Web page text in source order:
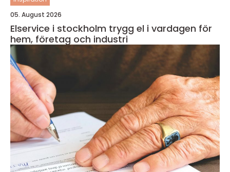
05. August 2026
Elservice i stockholm trygg el i vardagen för
hem, företag och industri